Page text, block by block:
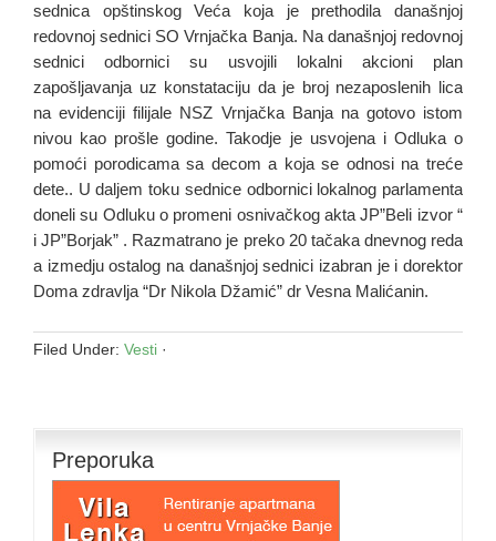
sednica opštinskog Veća koja je prethodila današnjoj
redovnoj sednici SO Vrnjačka Banja. Na današnjoj redovnoj
sednici odbornici su usvojili lokalni akcioni plan
zapošljavanja uz konstataciju da je broj nezaposlenih lica
na evidenciji filijale NSZ Vrnjačka Banja na gotovo istom
nivou kao prošle godine. Takodje je usvojena i Odluka o
pomoći porodicama sa decom a koja se odnosi na treće
dete.. U daljem toku sednice odbornici lokalnog parlamenta
doneli su Odluku o promeni osnivačkog akta JP”Beli izvor “
i JP”Borjak” . Razmatrano je preko 20 tačaka dnevnog reda
a izmedju ostalog na današnjoj sednici izabran je i dorektor
Doma zdravlja “Dr Nikola Džamić” dr Vesna Malićanin.
Filed Under: Vesti ·
Preporuka